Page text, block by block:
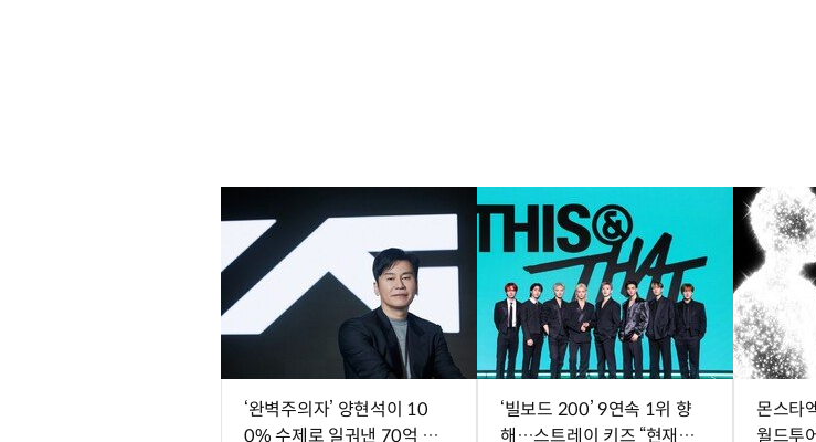
‘완벽주의자’ 양현석이 10
0% 수제로 일궈낸 70억 뷰
‘빌보드 200’ 9연속 1위 향
해…스트레이 키즈 “현재에
몬스타
월드투